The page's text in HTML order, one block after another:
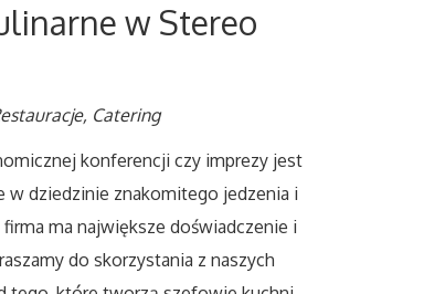
w Stereo
Catering
konferencji czy imprezy jest
w dziedzinie znakomitego jedzenia i
ma największe doświadczenie i
do skorzystania z naszych